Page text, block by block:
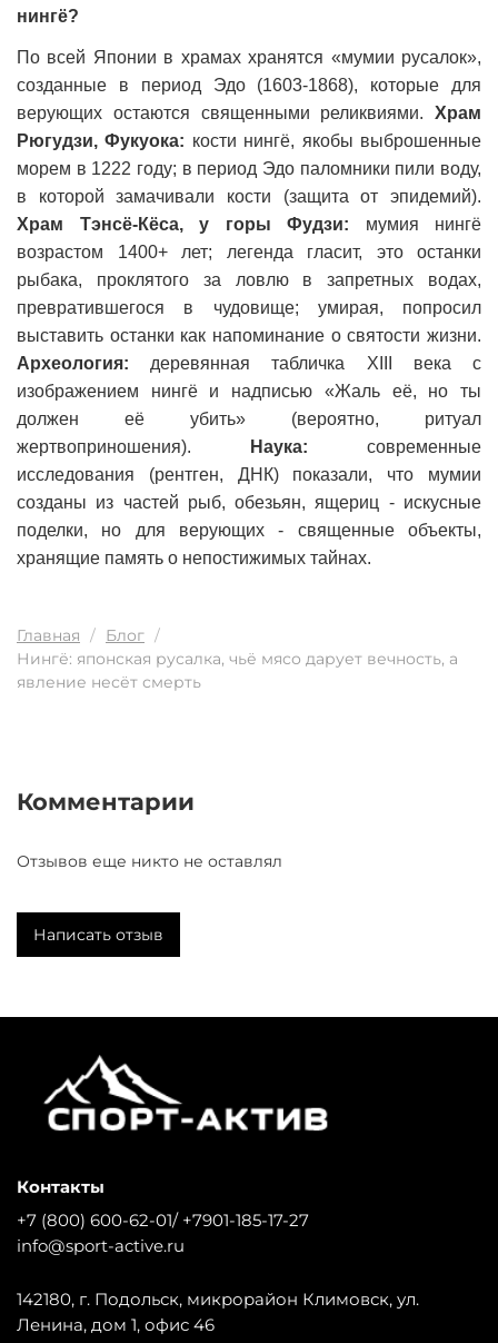
нингё?
По всей Японии в храмах хранятся «мумии русалок»,
созданные в период Эдо (1603-1868), которые для
верующих остаются священными реликвиями. Храм
Рюгудзи, Фукуока: кости нингё, якобы выброшенные
морем в 1222 году; в период Эдо паломники пили воду,
в которой замачивали кости (защита от эпидемий).
Храм Тэнсё-Кёса, у горы Фудзи: мумия нингё
возрастом 1400+ лет; легенда гласит, это останки
рыбака, проклятого за ловлю в запретных водах,
превратившегося в чудовище; умирая, попросил
выставить останки как напоминание о святости жизни.
Археология: деревянная табличка XIII века с
изображением нингё и надписью «Жаль её, но ты
должен её убить» (вероятно, ритуал
жертвоприношения).
Наука: современные
исследования (рентген, ДНК) показали, что мумии
созданы из частей рыб, обезьян, ящериц - искусные
поделки, но для верующих - священные объекты,
хранящие память о непостижимых тайнах.
Главная
Блог
Нингё: японская русалка, чьё мясо дарует вечность, а
явление несёт смерть
Комментарии
Отзывов еще никто не оставлял
Написать отзыв
Контакты
+7 (800) 600-62-01/ +7901-185-17-27
info@sport-active.ru
142180, г. Подольск, микрорайон Климовск, ул.
Ленина, дом 1, офис 46